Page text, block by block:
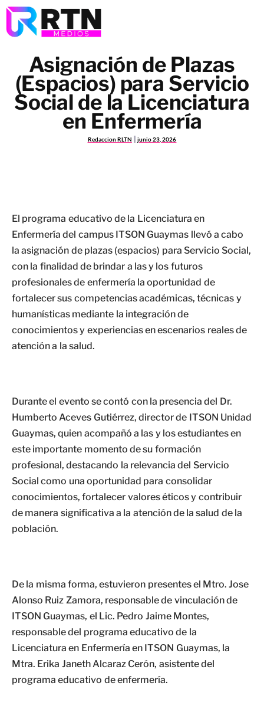
Asignación de Plazas
(Espacios) para Servicio
Social de la Licenciatura
en Enfermería
Redaccion RLTN junio 23, 2026
El programa educativo de la Licenciatura en
Enfermería del campus ITSON Guaymas llevó a cabo
la asignación de plazas (espacios) para Servicio Social,
con la finalidad de brindar a las y los futuros
profesionales de enfermería la oportunidad de
fortalecer sus competencias académicas, técnicas y
humanísticas mediante la integración de
conocimientos y experiencias en escenarios reales de
atención a la salud.
Durante el evento se contó con la presencia del Dr.
Humberto Aceves Gutiérrez, director de ITSON Unidad
Guaymas, quien acompañó a las y los estudiantes en
este importante momento de su formación
profesional, destacando la relevancia del Servicio
Social como una oportunidad para consolidar
conocimientos, fortalecer valores éticos y contribuir
de manera significativa a la atención de la salud de la
población.
De la misma forma, estuvieron presentes el Mtro. Jose
Alonso Ruiz Zamora, responsable de vinculación de
ITSON Guaymas, el Lic. Pedro Jaime Montes,
responsable del programa educativo de la
Licenciatura en Enfermería en ITSON Guaymas, la
Mtra. Erika Janeth Alcaraz Cerón, asistente del
programa educativo de enfermería.